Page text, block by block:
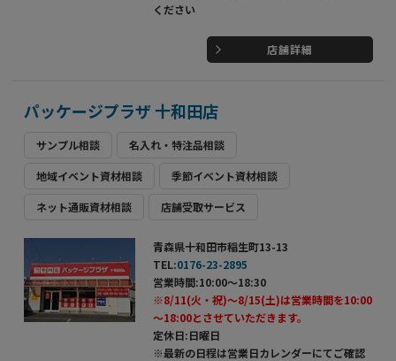
ください
店舗詳細
パッケージプラザ 十和田店
サンプル相談 名入れ・特注品相談
地域イベント資材相談 季節イベント資材相談
ネット通販資材相談 店舗受取サービス
青森県十和田市稲生町13-13
TEL:0176-23-2895
営業時間:10:00～18:30
※8/11(火・祝)～8/15(土)は営業時間を10:00
～18:00とさせていただきます。
定休日:日曜日
※最新の日程は営業日カレンダーにてご確認